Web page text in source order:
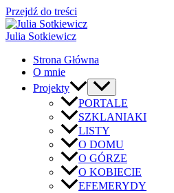
Przejdź do treści
Julia Sotkiewicz
Strona Główna
O mnie
Projekty
PORTALE
SZKLANIAKI
LISTY
O DOMU
O GÓRZE
O KOBIECIE
EFEMERYDY